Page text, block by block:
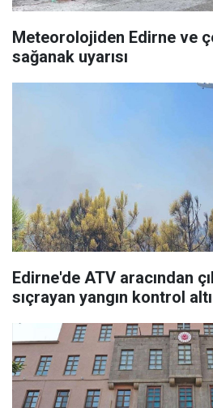
Meteorolojiden Edirne ve
sağanak uyarısı
Edirne'de ATV aracından
sıçrayan yangın kontrol